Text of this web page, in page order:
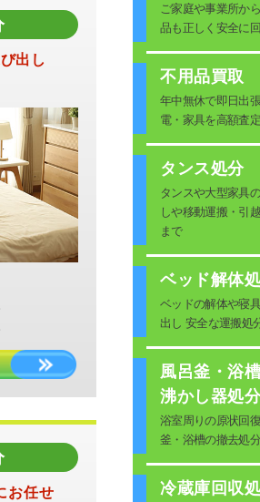
出し
お任せ
ご家庭や事業所か
品も正しく安全に
不用品買取
年中無休で即日出
電・家具を高額査
タンス処分
タンスや大型家具
しや移動運搬・引
まで
ベッド解体
ベッドの解体や寝
出し 安全な運搬処
風呂釜・浴
沸かし器処
浴室周りの原状回
釜・浴槽の撤去処分
冷蔵庫回収